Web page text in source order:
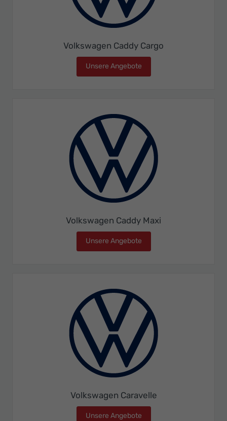
Volkswagen Caddy Cargo
Unsere Angebote
Volkswagen Caddy Maxi
Unsere Angebote
Volkswagen Caravelle
Unsere Angebote